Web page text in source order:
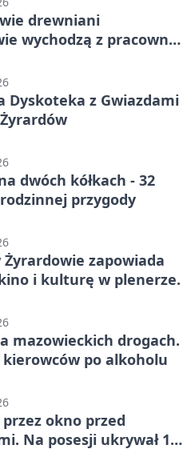
drewniani
wychodzą z pracowni
Dyskoteka z Gwiazdami
dwóch kółkach - 32
przygody
Żyrardowie zapowiada
i kulturę w plenerze.
mazowieckich drogach.
kierowców po alkoholu
przez okno przed
Na posesji ukrywał 12